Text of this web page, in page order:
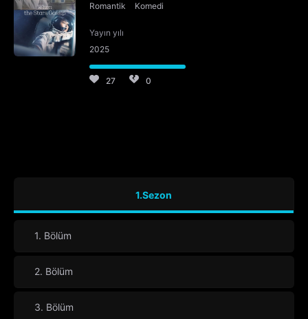
Romantik Komedi
Yayın yılı
2025
27 0
1.Sezon
1. Bölüm
2. Bölüm
3. Bölüm